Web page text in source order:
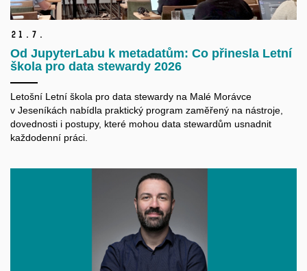
21. 7.
Od JupyterLabu k metadatům: Co přinesla Letní
škola pro data stewardy 2026
Letošní Letní škola pro data stewardy na Malé Morávce
v Jeseníkách nabídla praktický program zaměřený na nástroje,
dovednosti i postupy, které mohou data stewardům usnadnit
každodenní práci.